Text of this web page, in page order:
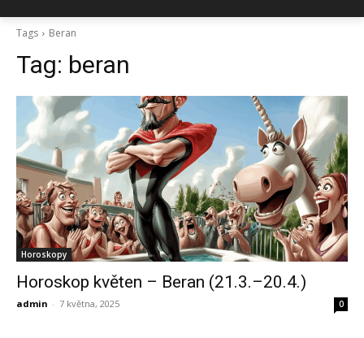
Tags Beran
Tag: beran
Horoskopy
Horoskop květen – Beran (21.3.–20.4.)
admin - 7 května, 2025 0